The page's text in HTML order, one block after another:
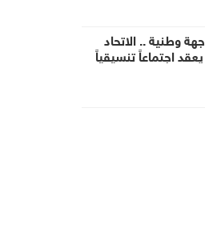
بمشاركة 117 جهة وطنية .. الاتحاد
اجتماعاً تنسيقياً